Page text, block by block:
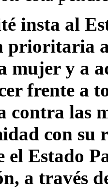
insta al
prioritaria
mujer y a
frente a
contra las
con su
el Estado
a través